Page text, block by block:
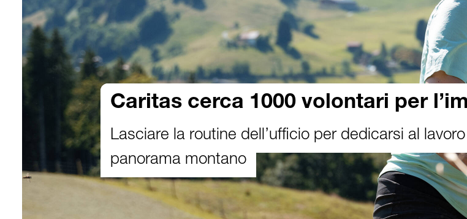
Caritas cerca 1000 volontari per
Lasciare la routine dell’ufficio per dedicarsi al
panorama montano